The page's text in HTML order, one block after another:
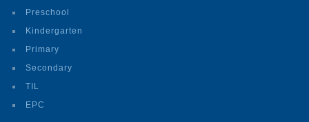
Preschool
Kindergarten
Primary
Secondary
TIL
EPC